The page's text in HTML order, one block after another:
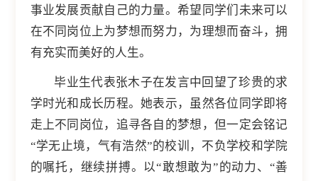
事业发展贡献自己的力量。希望同学们未来可以
在不同岗位上为梦想而努力，为理想而奋斗，拥
有充实而美好的人生。
毕业生代表张木子在发言中回望了珍贵的求
学时光和成长历程。她表示，虽然各位同学即将
走上不同岗位，追寻各自的梦想，但一定会铭记
“学无止境，气有浩然”的校训，不负学校和学院
的嘱托，继续拼搏。以“敢想敢为”的动力、“善